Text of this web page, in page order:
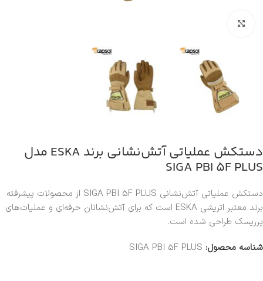
دستکش عملیاتی آتش‌نشانی برند ESKA مدل
SIGA PBI 5F PLUS
دستکش عملیاتی آتش‌نشانی SIGA PBI 5F PLUS از محصولات پیشرفته
برند معتبر اتریشی ESKA است که برای آتش‌نشانان حرفه‌ای و عملیات‌های
پرریسک طراحی شده است.
شناسه محصول: SIGA PBI 5F PLUS